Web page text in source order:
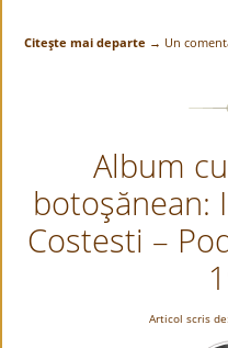
Citeşte mai departe → Un
Album
botoşănean:
Costesti –
Articol scris de: